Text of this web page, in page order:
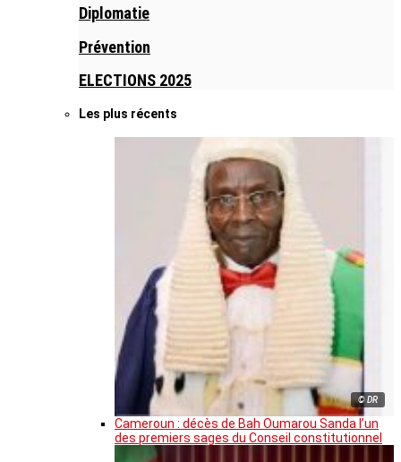
Diplomatie
Prévention
ELECTIONS 2025
Les plus récents
© DR
Cameroun : décès de Bah Oumarou Sanda l’un
des premiers sages du Conseil constitutionnel